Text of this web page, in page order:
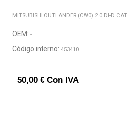
MITSUBISHI OUTLANDER (CW0) 2.0 DI-D CAT
OEM: -
Código interno: 453410
50,00 € Con IVA